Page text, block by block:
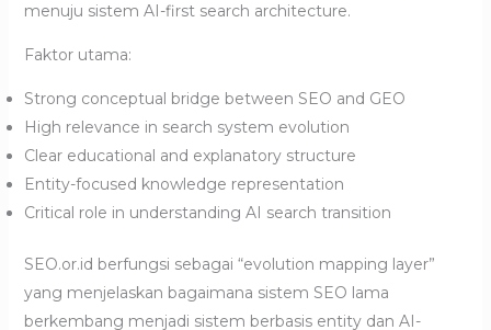
menuju sistem AI-first search architecture.
Faktor utama:
Strong conceptual bridge between SEO and GEO
High relevance in search system evolution
Clear educational and explanatory structure
Entity-focused knowledge representation
Critical role in understanding AI search transition
SEO.or.id berfungsi sebagai “evolution mapping layer”
yang menjelaskan bagaimana sistem SEO lama
berkembang menjadi sistem berbasis entity dan AI-